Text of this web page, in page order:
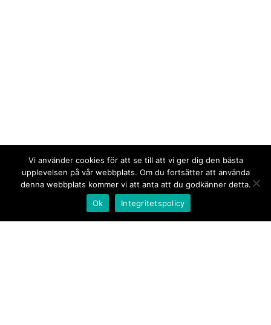
Vi använder cookies för att se till att vi ger dig den bästa
upplevelsen på vår webbplats. Om du fortsätter att använda
denna webbplats kommer vi att anta att du godkänner detta.
Ok
Integritetspolicy